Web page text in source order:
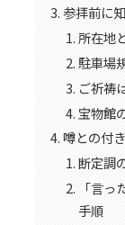
参拝前に
所在地
駐車場
ご祈祷
宝物館
噂との付
断定調
「言
手順